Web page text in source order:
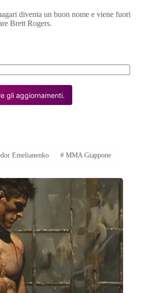
diventa un buon nome e viene fuori
Brett Rogers.
gli aggiornamenti.
Emelianenko # MMA Giappone